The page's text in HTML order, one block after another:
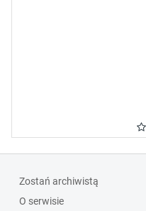
Zostań archiwistą
O serwisie